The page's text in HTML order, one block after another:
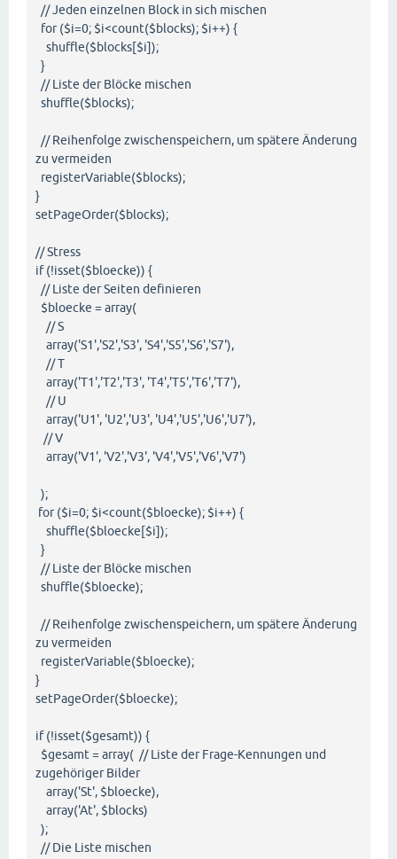
// Jeden einzelnen Block in sich mischen
for ($i=0; $i<count($blocks); $i++) {
shuffle($blocks[$i]);
}
// Liste der Blöcke mischen
shuffle($blocks);
// Reihenfolge zwischenspeichern, um spätere Änderung
zu vermeiden
registerVariable($blocks);
}
setPageOrder($blocks);
// Stress
if (!isset($bloecke)) {
// Liste der Seiten definieren
$bloecke = array(
// S
array('S1','S2','S3', 'S4','S5','S6','S7'),
// T
array('T1','T2','T3', 'T4','T5','T6','T7'),
// U
array('U1', 'U2','U3', 'U4','U5','U6','U7'),
// V
array('V1', 'V2','V3', 'V4','V5','V6','V7')
);
for ($i=0; $i<count($bloecke); $i++) {
shuffle($bloecke[$i]);
}
// Liste der Blöcke mischen
shuffle($bloecke);
// Reihenfolge zwischenspeichern, um spätere Änderung
zu vermeiden
registerVariable($bloecke);
}
setPageOrder($bloecke);
if (!isset($gesamt)) {
$gesamt = array( // Liste der Frage-Kennungen und
zugehöriger Bilder
array('St', $bloecke),
array('At', $blocks)
);
// Die Liste mischen